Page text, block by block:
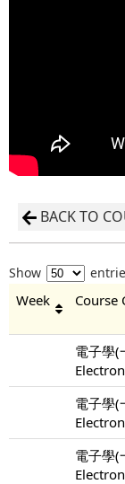
BACK TO
Show
Week Course
電子學
電子學
電子學